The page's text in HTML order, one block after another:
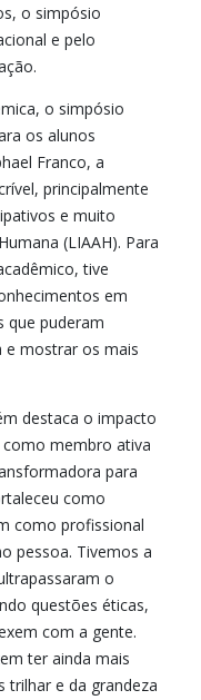
o simpósio
e pelo
o simpósio
os alunos
Franco, a
principalmente
e muito
(LIAAH). Para
tive
em
que puderam
e mostrar os mais
destaca o impacto
como membro ativa
para
como
como profissional
pessoa. Tivemos a
o
questões éticas,
com a gente.
ter ainda mais
trilhar e da grandeza